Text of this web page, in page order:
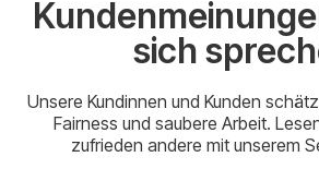
sich
Unsere Kundinnen und Kunden
Fairness und saubere Arbeit.
zufrieden andere mit unserem